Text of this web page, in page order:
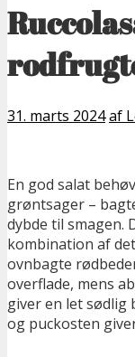
31. marts 2024af
En god salat
grøntsager –
dybde til smagen.
kombination af
ovnbagte
overflade, mens
giver en let sødlig
og puckosten